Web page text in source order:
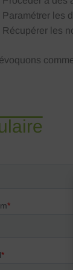
Paramétrer les
Récupérer les